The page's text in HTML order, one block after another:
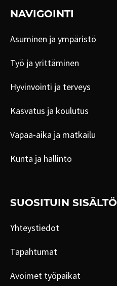
NAVIGOINTI
Asuminen ja ympäristö
Työ ja yrittäminen
Hyvinvointi ja terveys
Kasvatus ja koulutus
Vapaa-aika ja matkailu
Kunta ja hallinto
SUOSITUIN SISÄLTÖ
Yhteystiedot
Tapahtumat
Avoimet työpaikat